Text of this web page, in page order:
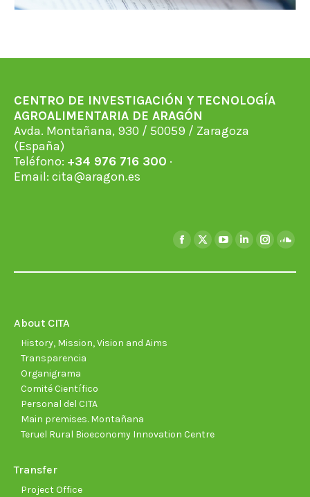
CENTRO DE INVESTIGACIÓN Y TECNOLOGÍA
AGROALIMENTARIA DE ARAGÓN
Avda. Montañana, 930 / 50059 / Zaragoza
(España)
Teléfono: +34 976 716 300 ·
Email: cita@aragon.es
Facebook
X
YouTubeLinkedin
About CITA
History, Mission, Vision and Aims
Transparencia
Organigrama
Comité Científico
Personal del CITA
Main premises. Montañana
Teruel Rural Bioeconomy Innovation Centre
Transfer
Project Office